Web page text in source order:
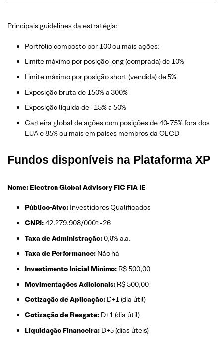
Principais guidelines da estratégia:
Portfólio composto por 100 ou mais ações;
Limite máximo por posição long (comprada) de 10%
Limite máximo por posição short (vendida) de 5%
Exposição bruta de 150% a 300%
Exposição líquida de -15% a 50%
Carteira global de ações com posições de 40-75% fora dos
EUA e 85% ou mais em países membros da OECD
Fundos disponíveis na Plataforma XP
Nome: Electron Global Advisory FIC FIA IE
Público-Alvo: Investidores Qualificados
CNPJ:42.279.908/0001-26
Taxa de Administração:0,8% a.a.
Taxa de Performance: Não há
Investimento Inicial Mínimo: R$ 500,00
Movimentações Adicionais: R$ 500,00
Cotização de Aplicação: D+1 (dia útil)
Cotização de Resgate: D+1 (dia útil)
Liquidação Financeira: D+5 (dias úteis)